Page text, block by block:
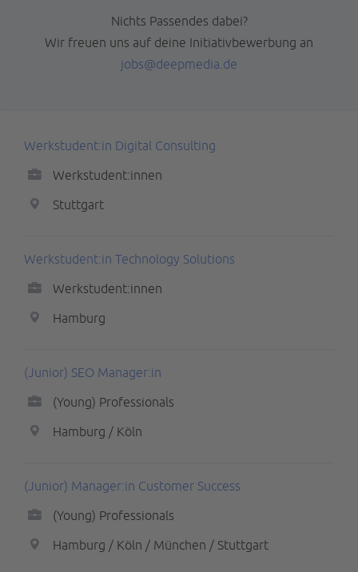
Nichts Passendes dabei?
Wir freuen uns auf deine Initiativbewerbung an
jobs@deepmedia.de
Werkstudent:in Digital Consulting
Werkstudent:innen
Stuttgart
Werkstudent:in Technology Solutions
Werkstudent:innen
Hamburg
(Junior) SEO Manager:in
(Young) Professionals
Hamburg / Köln
(Junior) Manager:in Customer Success
(Young) Professionals
Hamburg / Köln / München / Stuttgart